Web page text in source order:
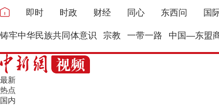
即时 时政 财经 同心 东西问 国
铸牢中华民族共同体意识 宗教 一带一路 中国—东盟
最新
热点
国内